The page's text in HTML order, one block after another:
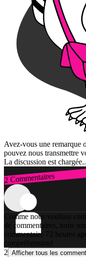
Avez-vous une remarque
pouvez nous transmettre
La discussion est
2 Commentaires
Connexion
Comme nous voulons
de commentaires, nous
commentaire 72 heures
compréhension!
2 Afficher tous les